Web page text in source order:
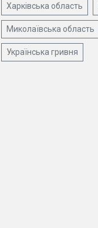
Харківська область
Миколаївська область
Українська гривня